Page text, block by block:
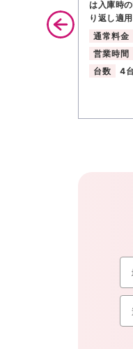
は入庫時
り返し適
通常料金
営業時間
台数
4